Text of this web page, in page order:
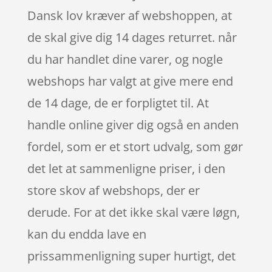
Dansk lov kræver af webshoppen, at
de skal give dig 14 dages returret. når
du har handlet dine varer, og nogle
webshops har valgt at give mere end
de 14 dage, de er forpligtet til. At
handle online giver dig også en anden
fordel, som er et stort udvalg, som gør
det let at sammenligne priser, i den
store skov af webshops, der er
derude. For at det ikke skal være løgn,
kan du endda lave en
prissammenligning super hurtigt, det